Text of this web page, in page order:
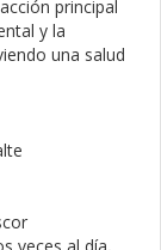
principal
y la
una salud